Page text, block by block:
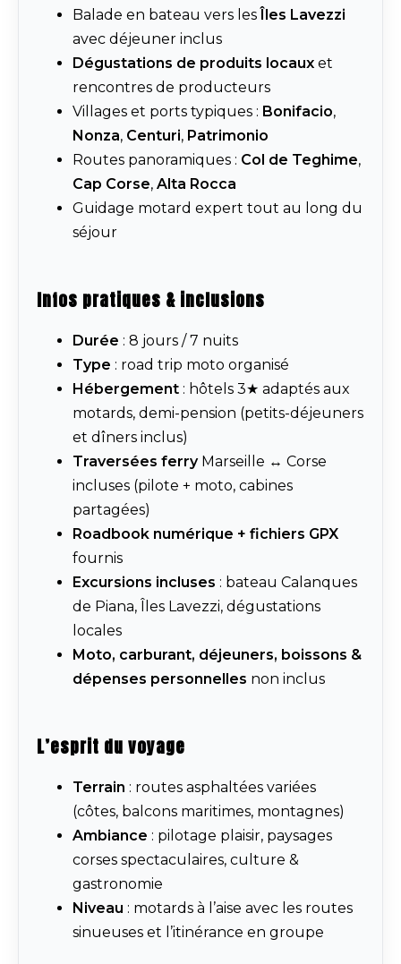
Balade en bateau vers lesÎles Lavezzi
avec déjeuner inclus
Dégustations de produits locaux et
rencontres de producteurs
Villages et ports typiques : Bonifacio,
Nonza, Centuri, Patrimonio
Routes panoramiques : Col de Teghime,
Cap Corse, Alta Rocca
Guidage motard expert tout au long du
séjour
Infos pratiques & inclusions
Durée : 8 jours / 7 nuits
Type : road trip moto organisé
Hébergement : hôtels 3★ adaptés aux
motards, demi-pension (petits-déjeuners
et dîners inclus)
Traversées ferryMarseille ↔ Corse
incluses (pilote + moto, cabines
partagées)
Roadbook numérique + fichiers GPX
fournis
Excursions incluses : bateau Calanques
de Piana, Îles Lavezzi, dégustations
locales
Moto, carburant, déjeuners, boissons &
dépenses personnelles non inclus
L’esprit du voyage
Terrain : routes asphaltées variées
(côtes, balcons maritimes, montagnes)
Ambiance : pilotage plaisir, paysages
corses spectaculaires, culture &
gastronomie
Niveau : motards à l’aise avec les routes
sinueuses et l’itinérance en groupe